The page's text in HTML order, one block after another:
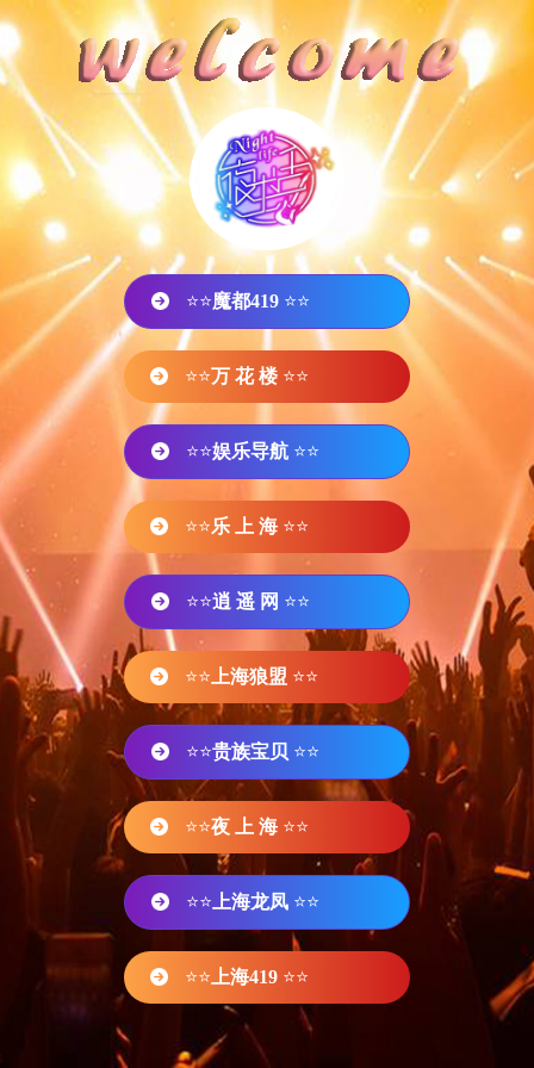
⭐⭐魔都419 ⭐⭐
⭐⭐万 花 楼 ⭐⭐
⭐⭐娱乐导航 ⭐⭐
⭐⭐乐 上 海 ⭐⭐
⭐⭐逍 遥 网 ⭐⭐
⭐⭐ 上海狼盟 ⭐⭐
⭐⭐贵族宝贝 ⭐⭐
⭐⭐夜 上 海 ⭐⭐
⭐⭐ 上海龙凤 ⭐⭐
⭐⭐ 上海419 ⭐⭐